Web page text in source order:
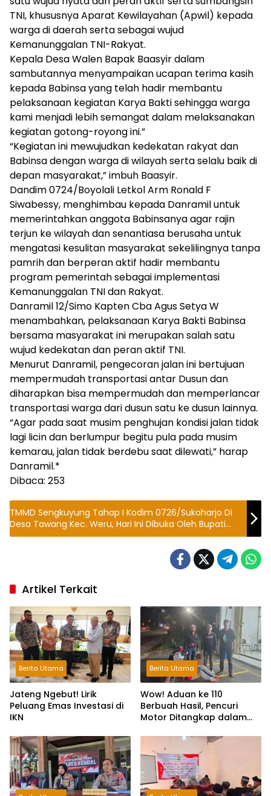
TNI, khususnya Aparat Kewilayahan (Apwil) kepada
warga di daerah serta sebagai wujud
Kemanunggalan TNI-Rakyat.
Kepala Desa Walen Bapak Baasyir dalam
sambutannya menyampaikan ucapan terima kasih
kepada Babinsa yang telah hadir membantu
pelaksanaan kegiatan Karya Bakti sehingga warga
kami menjadi lebih semangat dalam melaksanakan
kegiatan gotong-royong ini.”
“Kegiatan ini mewujudkan kedekatan rakyat dan
Babinsa dengan warga di wilayah serta selalu baik di
depan masyarakat,” imbuh Baasyir.
Dandim 0724/Boyolali Letkol Arm Ronald F
Siwabessy, menghimbau kepada Danramil untuk
memerintahkan anggota Babinsanya agar rajin
terjun ke wilayah dan senantiasa berusaha untuk
mengatasi kesulitan masyarakat sekelilingnya tanpa
pamrih dan berperan aktif hadir membantu
program pemerintah sebagai implementasi
Kemanunggalan TNI dan Rakyat.
Danramil 12/Simo Kapten Cba Agus Setya W
menambahkan, pelaksanaan Karya Bakti Babinsa
bersama masyarakat ini merupakan salah satu
wujud kedekatan dan peran aktif TNI.
Menurut Danramil, pengecoran jalan ini bertujuan
mempermudah transportasi antar Dusun dan
diharapkan bisa mempermudah dan memperlancar
transportasi warga dari dusun satu ke dusun lainnya.
“Agar pada saat musim penghujan kondisi jalan tidak
lagi licin dan berlumpur begitu pula pada musim
kemarau, jalan tidak berdebu saat dilewati,” harap
Danramil.*
Dibaca: 253
TMMD Sengkuyung Tahap I Kodim 0726/Sukoharjo Di
Desa Tawang Kec. Weru, Hari Ini Dibuka Oleh Bupati
Sukoharjo
Artikel Terkait
Berita Utama
Jateng Ngebut! Lirik
Peluang Emas Investasi di
IKN
Berita Utama
Wow! Aduan ke 110
Berbuah Hasil, Pencuri
Motor Ditangkap dalam